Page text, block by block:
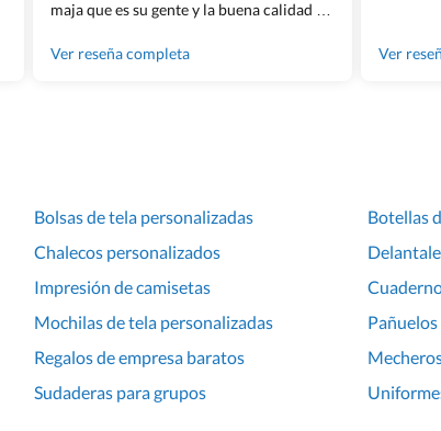
maja que es su gente y la buena calidad de
100% recomendado!!
Ver reseña completa Ver
Bolsas de tela personalizadas
Botellas
Chalecos personalizados
Impresión de camisetas
Mochilas de tela personalizadas
Regalos de empresa baratos
Sudaderas para grupos